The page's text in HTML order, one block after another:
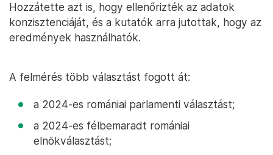
Hozzátette azt is, hogy ellenőrizték az adatok
konzisztenciáját, és a kutatók arra jutottak, hogy az
eredmények használhatók.
A felmérés több választást fogott át:
a 2024-es romániai parlamenti választást;
a 2024-es félbemaradt romániai
elnökválasztást;